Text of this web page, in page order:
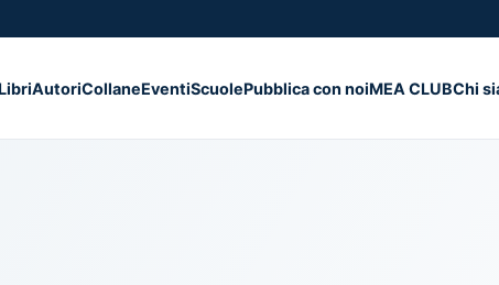
LibriAutoriCollaneEventiScuolePubblica con noiMEA CLUBChi